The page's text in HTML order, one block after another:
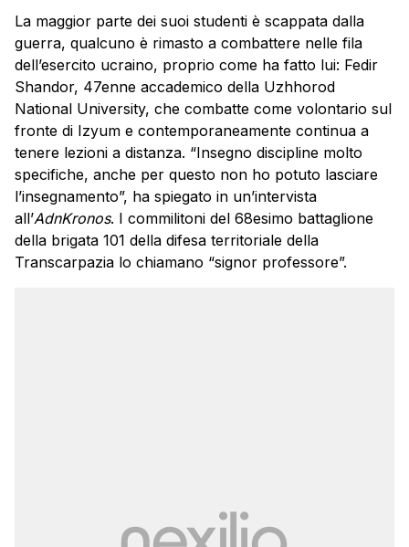
La maggior parte dei suoi studenti è scappata dalla
guerra, qualcuno è rimasto a combattere nelle fila
dell’esercito ucraino, proprio come ha fatto lui: Fedir
Shandor, 47enne accademico della Uzhhorod
National University, che combatte come volontario sul
fronte di Izyum e contemporaneamente continua a
tenere lezioni a distanza. “Insegno discipline molto
specifiche, anche per questo non ho potuto lasciare
l’insegnamento”, ha spiegato in un’intervista
all’AdnKronos. I commilitoni del 68esimo battaglione
della brigata 101 della difesa territoriale della
Transcarpazia lo chiamano “signor professore”.